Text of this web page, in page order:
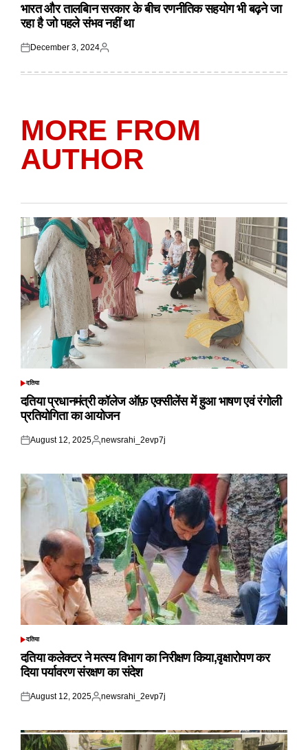
भारत और तालबिान सरकार के बीच रणनीतिक सहयोग भी बढ़ने जा
रहा है जो पहले संभव नहीं था
Posted
December 3, 2024
Posted
MORE FROM
AUTHOR
POSTED
दतिया
दतिया प्रधानमंत्री कॉलेज ऑफ़ एक्सीलेंस में हुआ भाषण एवं रंगोली
प्रतियोगिता का आयोजन
Posted
August 12, 2025
Posted
newsrahi_2evp7j
POSTED
दतिया
दतिया कलेक्टर ने मत्स्य विभाग का निरीक्षण किया,वृक्षारोपण कर
दिया पर्यावरण संरक्षण का संदेश
Posted
August 12, 2025
Posted
newsrahi_2evp7j